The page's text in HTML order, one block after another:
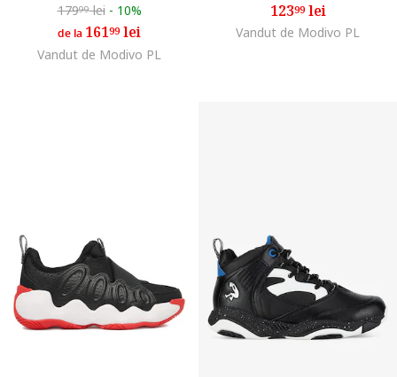
17999lei - 10%
de la 16199lei
Vandut de Modivo PL
12399lei
Vandut de Modivo PL